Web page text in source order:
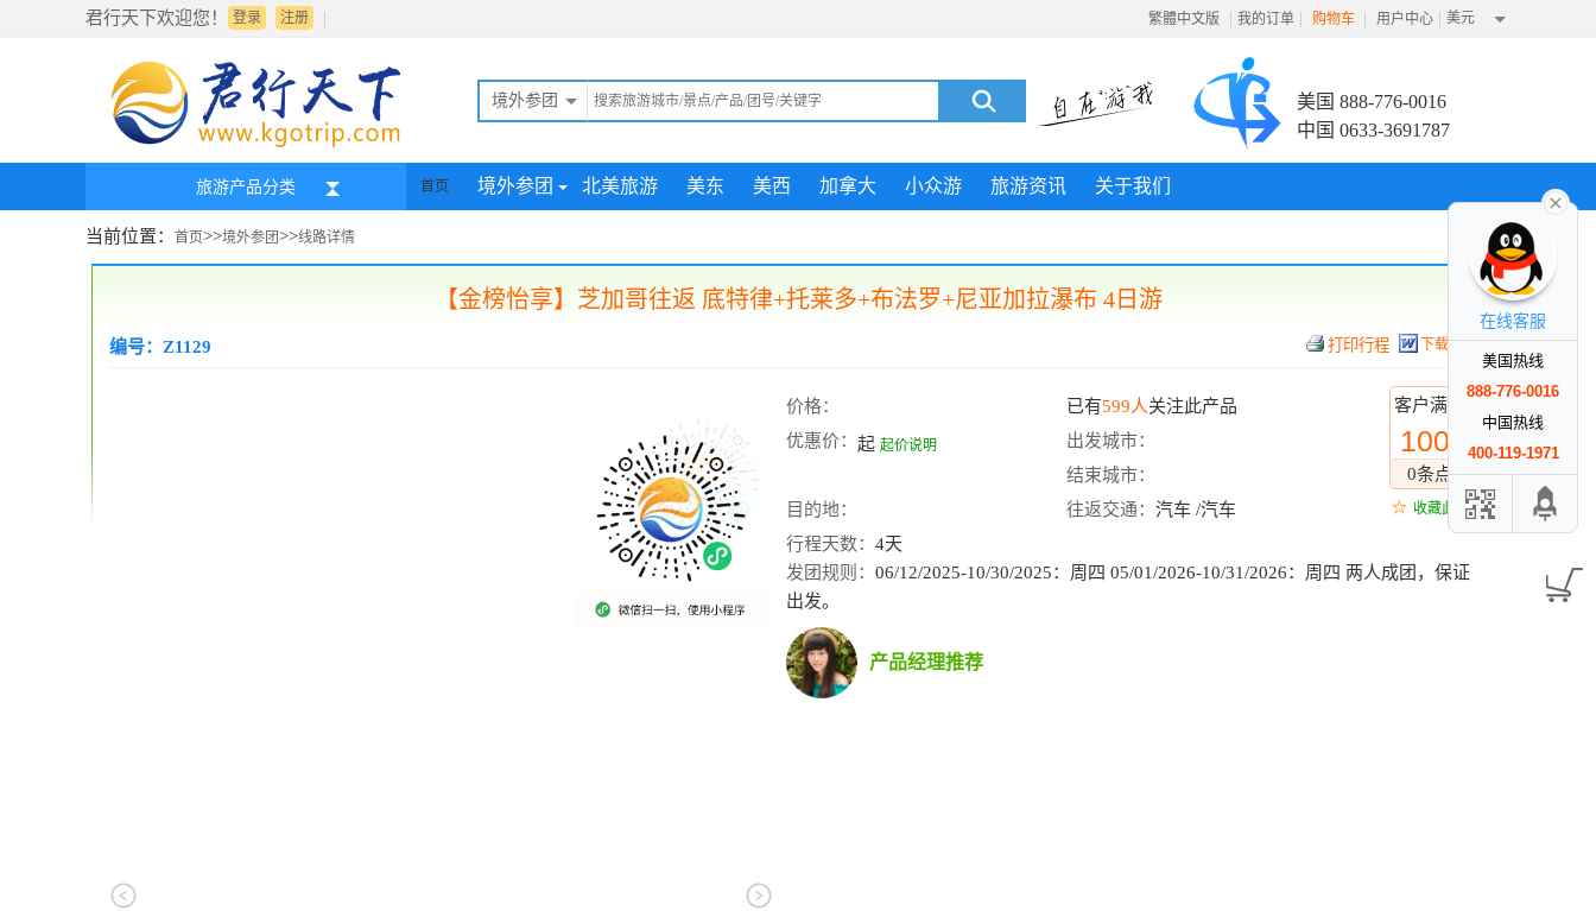
君行天下欢迎您！ 登录 |
注册 繁體中文版 | 我的订单 | 购物车 | 用户中心 | 美元
境外参团
美国 888-776-0016
中国 0633-3691787
旅游产品分类 首页 境外参团 北美旅游 美东 美西 加拿大 小众游 旅游资讯 关于我们
当前位置： 首页>>境外参团>>线路详情
【金榜怡享】芝加哥往返 底特律+托莱多+布法罗+尼亚加拉瀑布 4日游
编号：Z1129 下载行程
客户满意度
100%
0条点评
收藏此线路
价格： 已有599人关注此产品
优惠价： 起 起价说明
出发城市：
结束城市：
目的地：
往返交通： 汽车 /汽车
行程天数： 4天
发团规则： 06/12/2025-10/30/2025：周四 05/01/2026-10/31/2026：周四 两人成团，保证
出发。
产品经理推荐
在线客服
美国热线
888-776-0016
中国热线
400-119-1971